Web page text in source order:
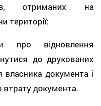
отриманих на
території:
про відновлення
до друкованих
документа і
документа.